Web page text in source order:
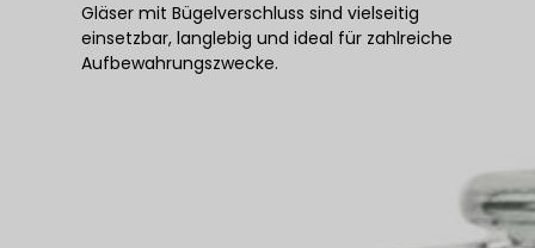
Gläser mit Bügelverschluss sind vielseitig
einsetzbar, langlebig und ideal für zahlreiche
Aufbewahrungszwecke.